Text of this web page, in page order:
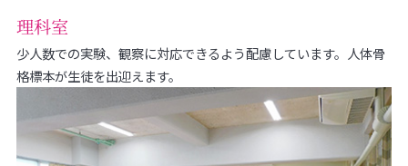
理科室
少人数での実験、観察に対応できるよう配慮しています。人体骨
格標本が生徒を出迎えます。